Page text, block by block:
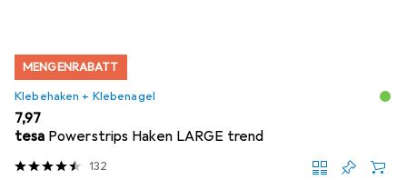
MENGENRABATT
Klebehaken + Klebenagel
EUR
7,97
tesa Powerstrips Haken LARGE trend
132